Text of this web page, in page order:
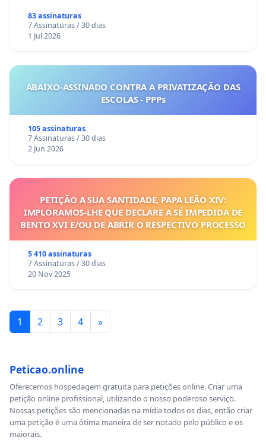
83 assinaturas
7 Assinaturas / 30 dias
1 Jul 2026
ABAIXO-ASSINADO CONTRA A PRIVATIZAÇÃO DAS
ESCOLAS - PPPs
105 assinaturas
7 Assinaturas / 30 dias
2 Jun 2026
PETIÇÃO A SUA SANTIDADE, PAPA LEÃO XIV:
IMPLORAMOS-LHE QUE DECLARE A SÉ IMPEDIDA DE
BENTO XVI E/OU DE ABRIR O RESPECTIVO PROCESSO
5 410 assinaturas
7 Assinaturas / 30 dias
20 Nov 2025
1 2 3 4 »
Peticao.online
Oferecemos hospedagem gratuita para petições online. Criar uma
petição online profissional, utilizando o nosso poderoso serviço.
Nossas petições são mencionadas na mídia todos os dias, então criar
uma petição é uma ótima maneira de ser notado pelo público e os
maiorais.